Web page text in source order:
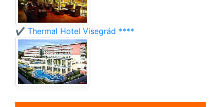
✔️ Thermal Hotel Visegrád ****